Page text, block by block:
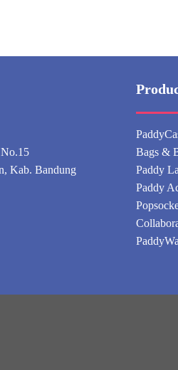
Kab. Bandung
Bags &
Paddy
Paddy